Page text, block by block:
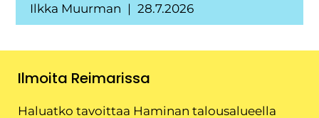
Ilkka Muurman 28.7.2026
Ilmoita Reimarissa
Haluatko tavoittaa Haminan talousalueella